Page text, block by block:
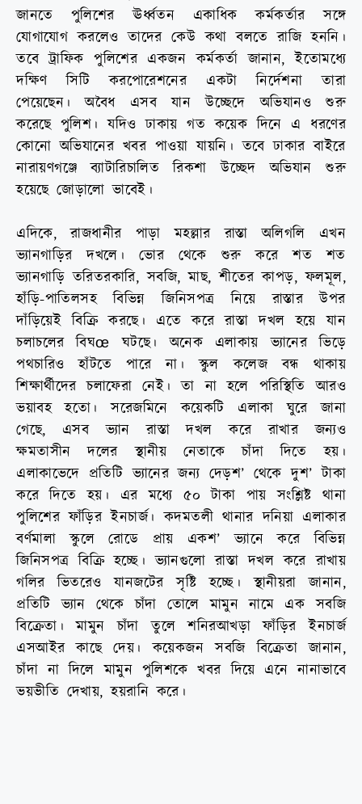
জানতে পুলিশের ঊর্ধ্বতন একাধিক কর্মকর্তার সঙ্গে
যোগাযোগ করলেও তাদের কেউ কথা বলতে রাজি হননি।
তবে ট্রাফিক পুলিশের একজন কর্মকর্তা জানান, ইতোমধ্যে
দক্ষিণ সিটি করপোরেশনের একটা নির্দেশনা তারা
পেয়েছেন। অবৈধ এসব যান উচ্ছেদে অভিযানও শুরু
করেছে পুলিশ। যদিও ঢাকায় গত কয়েক দিনে এ ধরণের
কোনো অভিযানের খবর পাওয়া যায়নি। তবে ঢাকার বাইরে
নারায়ণগঞ্জে ব্যাটারিচালিত রিকশা উচ্ছেদ অভিযান শুরু
হয়েছে জোড়ালো ভাবেই।
এদিকে, রাজধানীর পাড়া মহল্লার রাস্তা অলিগলি এখন
ভ্যানগাড়ির দখলে। ভোর থেকে শুরু করে শত শত
ভ্যানগাড়ি তরিতরকারি, সবজি, মাছ, শীতের কাপড়, ফলমূল,
হাঁড়ি-পাতিলসহ বিভিন্ন জিনিসপত্র নিয়ে রাস্তার উপর
দাঁড়িয়েই বিক্রি করছে। এতে করে রাস্তা দখল হয়ে যান
চলাচলের বিঘœ ঘটছে। অনেক এলাকায় ভ্যানের ভিড়ে
পথচারিও হাঁটতে পারে না। স্কুল কলেজ বন্ধ থাকায়
শিক্ষার্থীদের চলাফেরা নেই। তা না হলে পরিস্থিতি আরও
ভয়াবহ হতো। সরেজমিনে কয়েকটি এলাকা ঘুরে জানা
গেছে, এসব ভ্যান রাস্তা দখল করে রাখার জন্যও
ক্ষমতাসীন দলের স্থানীয় নেতাকে চাঁদা দিতে হয়।
এলাকাভেদে প্রতিটি ভ্যানের জন্য দেড়শ’ থেকে দুশ’ টাকা
করে দিতে হয়। এর মধ্যে ৫০ টাকা পায় সংশ্লিষ্ট থানা
পুলিশের ফাঁড়ির ইনচার্জ। কদমতলী থানার দনিয়া এলাকার
বর্ণমালা স্কুলে রোডে প্রায় একশ’ ভ্যানে করে বিভিন্ন
জিনিসপত্র বিক্রি হচ্ছে। ভ্যানগুলো রাস্তা দখল করে রাখায়
গলির ভিতরেও যানজটের সৃষ্টি হচ্ছে। স্থানীয়রা জানান,
প্রতিটি ভ্যান থেকে চাঁদা তোলে মামুন নামে এক সবজি
বিক্রেতা। মামুন চাঁদা তুলে শনিরআখড়া ফাঁড়ির ইনচার্জ
এসআইর কাছে দেয়। কয়েকজন সবজি বিক্রেতা জানান,
চাঁদা না দিলে মামুন পুলিশকে খবর দিয়ে এনে নানাভাবে
ভয়ভীতি দেখায়, হয়রানি করে।